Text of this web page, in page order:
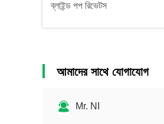
ব্লাইন্ড পপ রিভেটস
আমাদের সাথে যোগাযোগ
Mr. NI